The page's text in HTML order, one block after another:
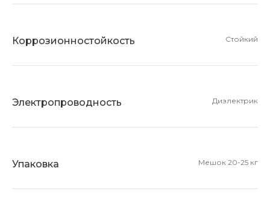
Коррозионностойкость Стойкий
Электропроводность Диэлектрик
Упаковка Мешок 20-25 кг